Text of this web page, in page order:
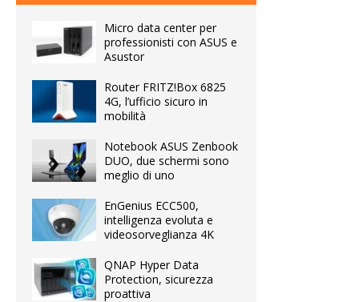
Micro data center per
professionisti con ASUS e
Asustor
Router FRITZ!Box 6825
4G, l’ufficio sicuro in
mobilità
Notebook ASUS Zenbook
DUO, due schermi sono
meglio di uno
EnGenius ECC500,
intelligenza evoluta e
videosorveglianza 4K
QNAP Hyper Data
Protection, sicurezza
proattiva